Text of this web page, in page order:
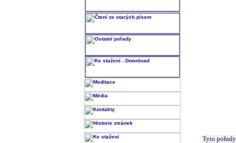
Tyto